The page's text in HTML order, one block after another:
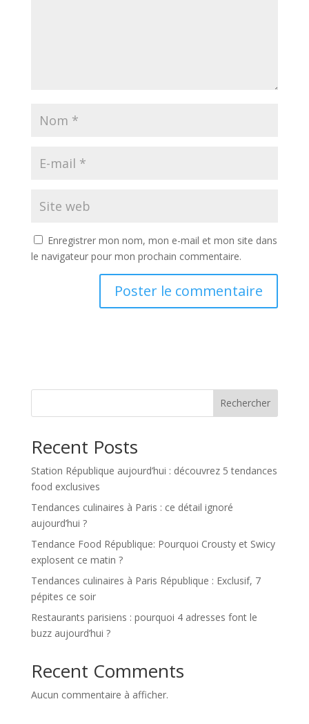
Enregistrer mon nom, mon e-mail et mon site dans
le navigateur pour mon prochain commentaire.
Rechercher
Recent Posts
Station République aujourd’hui : découvrez 5 tendances
food exclusives
Tendances culinaires à Paris : ce détail ignoré
aujourd’hui ?
Tendance Food République: Pourquoi Crousty et Swicy
explosent ce matin ?
Tendances culinaires à Paris République : Exclusif, 7
pépites ce soir
Restaurants parisiens : pourquoi 4 adresses font le
buzz aujourd’hui ?
Recent Comments
Aucun commentaire à afficher.